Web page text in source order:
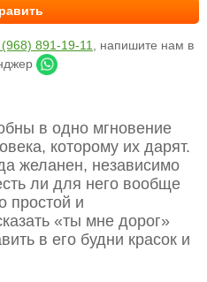
891-19-11
, напишите нам в
в одно мгновение
которому их дарят.
желанен, независимо
ли для него вообще
простой и
«ты мне дорог»
в его будни красок и